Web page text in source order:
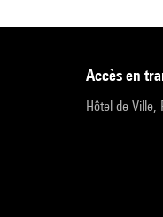
accès en
Hôtel de Ville,